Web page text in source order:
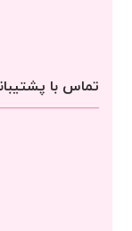
تماس با